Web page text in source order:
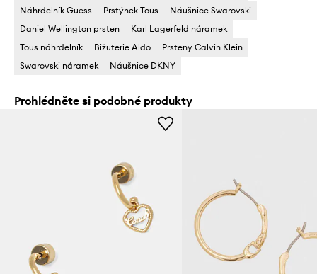
Náhrdelník Guess Prstýnek Tous
Náušnice Swarovski
Daniel Wellington prsten
Karl Lagerfeld náramek
Tous náhrdelník
Bižuterie Aldo
Prsteny Calvin Klein
Swarovski náramek
Náušnice DKNY
Prohlédněte si podobné produkty